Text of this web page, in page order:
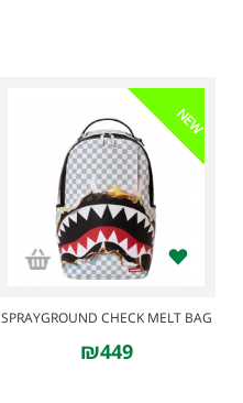
NEW
SPRAYGROUND CHECK MELT BAG
₪449